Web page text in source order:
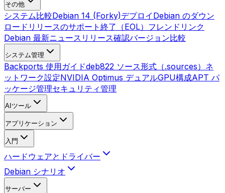
その他
システム比較Debian 14 (Forky)デプロイ Debian のダウン
ロード リリースのサポート終了（EOL） フレンドリンク
Debian 最新ニュース リリース確認バージョン比較
システム管理
Backports 使用ガイドdeb822 ソース形式（.sources） ネ
ットワーク設定NVIDIA Optimus デュアルGPU構成APT パ
ッケージ管理セキュリティ管理
AIツール
アプリケーション
入門
ハードウェアとドライバー
Debian シナリオ
サーバー